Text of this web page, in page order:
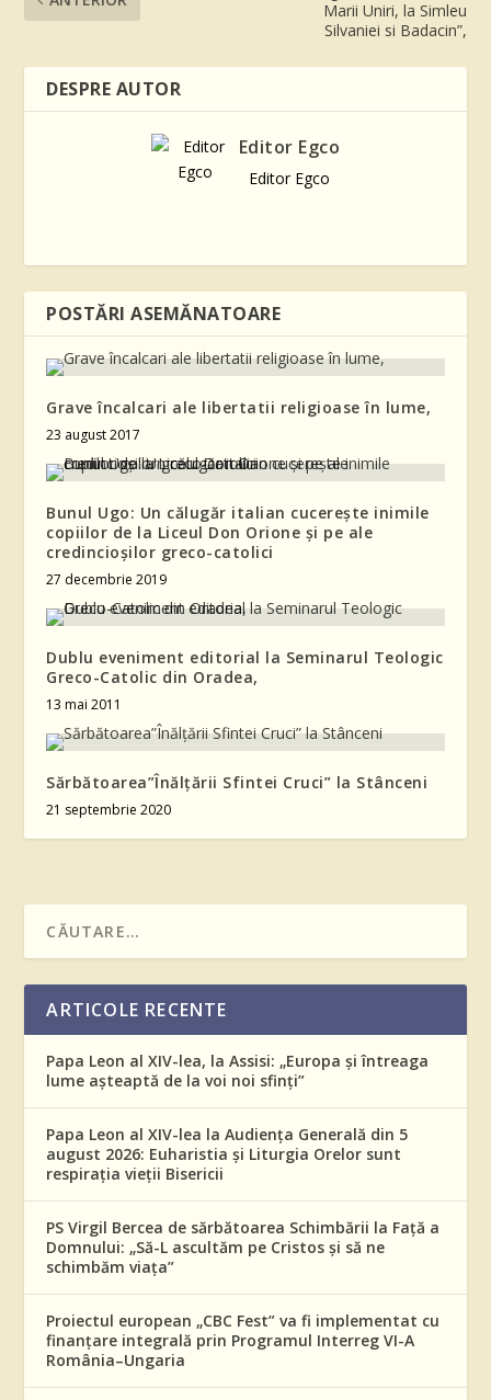
Marii Uniri, la Simleu
Silvaniei si Badacin”,
DESPRE AUTOR
Editor Egco
Editor Egco
POSTĂRI ASEMĂNATOARE
Grave încalcari ale libertatii religioase în lume,
23 august 2017
Bunul Ugo: Un călugăr italian cucereşte inimile
copiilor de la Liceul Don Orione şi pe ale
credincioşilor greco-catolici
27 decembrie 2019
Dublu eveniment editorial la Seminarul Teologic
Greco-Catolic din Oradea,
13 mai 2011
Sărbătoarea”Înălțării Sfintei Cruci” la Stânceni
21 septembrie 2020
ARTICOLE RECENTE
Papa Leon al XIV-lea, la Assisi: „Europa și întreaga
lume așteaptă de la voi noi sfinți”
Papa Leon al XIV-lea la Audiența Generală din 5
august 2026: Euharistia și Liturgia Orelor sunt
respirația vieții Bisericii
PS Virgil Bercea de sărbătoarea Schimbării la Față a
Domnului: „Să-L ascultăm pe Cristos și să ne
schimbăm viața”
Proiectul european „CBC Fest” va fi implementat cu
finanțare integrală prin Programul Interreg VI-A
România–Ungaria